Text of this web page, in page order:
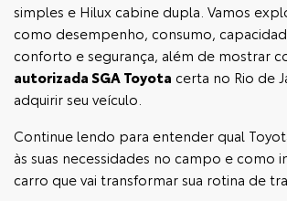
simples e Hilux cabine dupla. Vamos
como desempenho, consumo,
conforto e segurança, além de mostrar
autorizada SGA Toyota certa no Rio de
adquirir seu veículo.
Continue lendo para entender qual
às suas necessidades no campo e como
carro que vai transformar sua rotina de